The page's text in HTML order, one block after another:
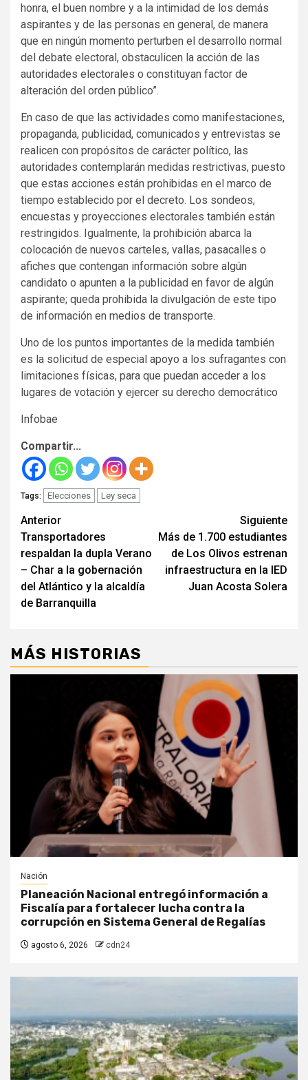
honra, el buen nombre y a la intimidad de los demás
aspirantes y de las personas en general, de manera
que en ningún momento perturben el desarrollo normal
del debate electoral, obstaculicen la acción de las
autoridades electorales o constituyan factor de
alteración del orden público”.
En caso de que las actividades como manifestaciones,
propaganda, publicidad, comunicados y entrevistas se
realicen con propósitos de carácter político, las
autoridades contemplarán medidas restrictivas, puesto
que estas acciones están prohibidas en el marco de
tiempo establecido por el decreto. Los sondeos,
encuestas y proyecciones electorales también están
restringidos. Igualmente, la prohibición abarca la
colocación de nuevos carteles, vallas, pasacalles o
afiches que contengan información sobre algún
candidato o apunten a la publicidad en favor de algún
aspirante; queda prohibida la divulgación de este tipo
de información en medios de transporte.
Uno de los puntos importantes de la medida también
es la solicitud de especial apoyo a los sufragantes con
limitaciones físicas, para que puedan acceder a los
lugares de votación y ejercer su derecho democrático
Infobae
Compartir...
Tags: Elecciones Ley seca
Seguir
leyendo
Anterior
Transportadores
respaldan la dupla Verano
– Char a la gobernación
del Atlántico y la alcaldía
de Barranquilla
Siguiente
Más de 1.700 estudiantes
de Los Olivos estrenan
infraestructura en la IED
Juan Acosta Solera
MÁS HISTORIAS
Nación
Planeación Nacional entregó información a
Fiscalía para fortalecer lucha contra la
corrupción en Sistema General de Regalías
agosto 6, 2026 cdn24